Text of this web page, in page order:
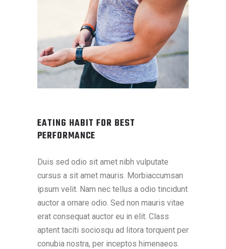
EATING HABIT FOR BEST
PERFORMANCE
Duis sed odio sit amet nibh vulputate
cursus a sit amet mauris. Morbiaccumsan
ipsum velit. Nam nec tellus a odio tincidunt
auctor a ornare odio. Sed non mauris vitae
erat consequat auctor eu in elit. Class
aptent taciti sociosqu ad litora torquent per
conubia nostra, per inceptos himenaeos.